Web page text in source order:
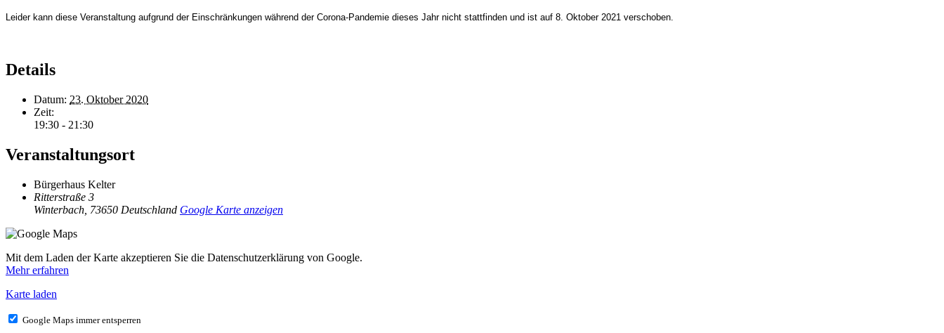
Leider kann diese Veranstaltung aufgrund der Einschränkungen während der Corona-Pandemie dieses Jahr nicht stattfinden und ist auf 8. Oktober 2021 verschoben.
Details
Datum: 23. Oktober 2020
Zeit:
19:30 - 21:30
Veranstaltungsort
Bürgerhaus Kelter
Ritterstraße 3
Winterbach 73650 Deutschland Google Karte anzeigen
Mit dem Laden der Karte akzeptieren Sie die Datenschutzerklärung von Google.
Mehr erfahren
Karte laden
Google Maps immer entsperren